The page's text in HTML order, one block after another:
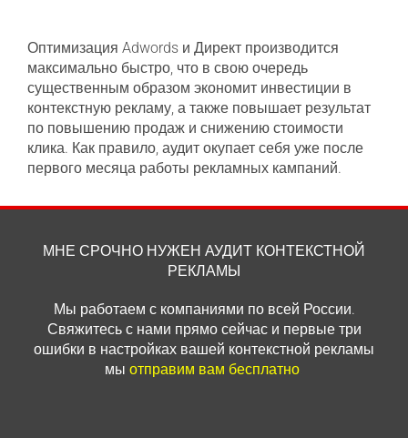
Оптимизация Adwords и Директ производится
максимально быстро, что в свою очередь
существенным образом экономит инвестиции в
контекстную рекламу, а также повышает результат
по повышению продаж и снижению стоимости
клика. Как правило, аудит окупает себя уже после
первого месяца работы рекламных кампаний.
МНЕ СРОЧНО НУЖЕН АУДИТ КОНТЕКСТНОЙ
РЕКЛАМЫ
Мы работаем с компаниями по всей России.
Свяжитесь с нами прямо сейчас и первые три
ошибки в настройках вашей контекстной рекламы
мы отправим вам бесплатно